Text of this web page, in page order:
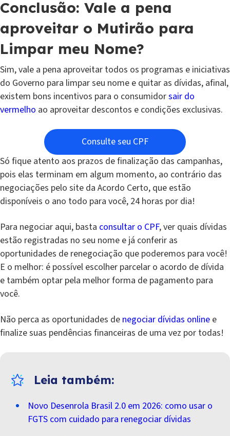
Conclusão: Vale a pena
aproveitar o Mutirão para
Limpar meu Nome?
Sim, vale a pena aproveitar todos os programas e iniciativas
do Governo para limpar seu nome e quitar as dívidas, afinal,
existem bons incentivos para o consumidorsair do
vermelho ao aproveitar descontos e condições exclusivas.
Consulte seu CPF
Só fique atento aos prazos de finalização das campanhas,
pois elas terminam em algum momento, ao contrário das
negociações pelo site da Acordo Certo, que estão
disponíveis o ano todo para você, 24 horas por dia!
Para negociar aqui, basta consultar o CPF, ver quais dívidas
estão registradas no seu nome e já conferir as
oportunidades de renegociação que poderemos para você!
E o melhor: é possível escolher parcelar o acordo de dívida
e também optar pela melhor forma de pagamento para
você.
Não perca as oportunidades de negociar dívidas online e
finalize suas pendências financeiras de uma vez por todas!
Novo Desenrola Brasil 2.0 em 2026: como usar o
FGTS com cuidado para renegociar dívidas